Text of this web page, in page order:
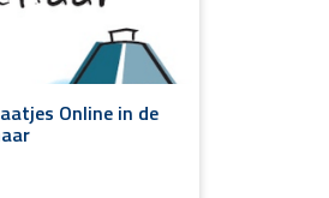
Online in de